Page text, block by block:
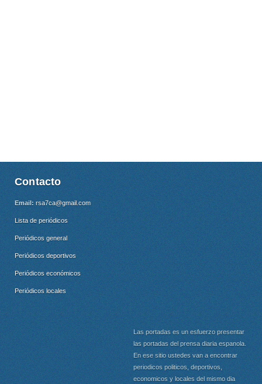
Contacto
Email: rsa7ca@gmail.com
Lista de periódicos
Periódicos general
Periódicos deportivos
Periódicos económicos
Periódicos locales
Las portadas es un esfuerzo presentar
las portadas del prensa diaria espanola.
En ese sitio ustedes van a encontrar
periodicos politicos, deportivos,
economicos y locales del mismo dia